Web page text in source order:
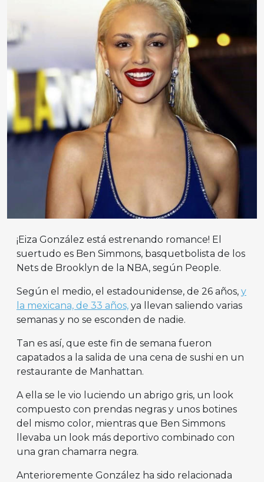
¡Eiza González está estrenando romance! El
suertudo es Ben Simmons, basquetbolista de los
Nets de Brooklyn de la NBA, según People.
Según el medio, el estadounidense, de 26 años, y
la mexicana, de 33 años, ya llevan saliendo varias
semanas y no se esconden de nadie.
Tan es así, que este fin de semana fueron
capatados a la salida de una cena de sushi en un
restaurante de Manhattan.
A ella se le vio luciendo un abrigo gris, un look
compuesto con prendas negras y unos botines
del mismo color, mientras que Ben Simmons
llevaba un look más deportivo combinado con
una gran chamarra negra.
Anterioremente González ha sido relacionada